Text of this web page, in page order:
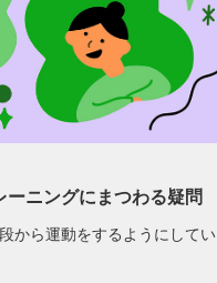
ニングにまつわる疑問
から運動をするようにしてい